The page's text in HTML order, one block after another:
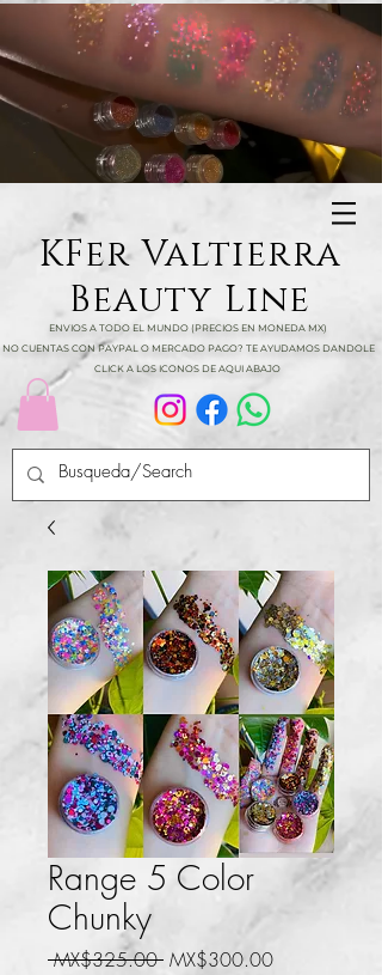
KFer Valtierra
Beauty Line
ENVIOS A TODO EL MUNDO (PRECIOS EN MONEDA MX)
NO CUENTAS CON PAYPAL O MERCADO PAGO? TE AYUDAMOS DANDOLE
CLICK A LOS ICONOS DE AQUI ABAJO
Range 5 Color
Chunky
MX$325.00 Regular
MX$300.00Sale